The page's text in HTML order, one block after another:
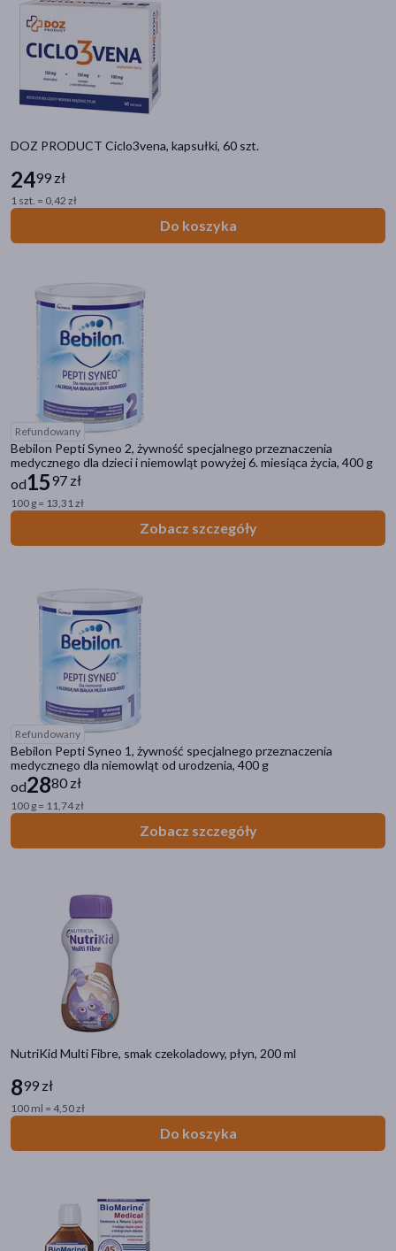
DOZ PRODUCT Ciclo3vena, kapsułki, 60 szt.
2499 zł
1 szt. = 0,42 zł
Do koszyka
Refundowany
Bebilon Pepti Syneo 2, żywność specjalnego przeznaczenia
medycznego dla dzieci i niemowląt powyżej 6. miesiąca życia, 400 g
od1597 zł
100 g = 13,31 zł
Zobacz szczegóły
Refundowany
Bebilon Pepti Syneo 1, żywność specjalnego przeznaczenia
medycznego dla niemowląt od urodzenia, 400 g
od2880 zł
100 g = 11,74 zł
Zobacz szczegóły
NutriKid Multi Fibre, smak czekoladowy, płyn, 200 ml
899 zł
100 ml = 4,50 zł
Do koszyka